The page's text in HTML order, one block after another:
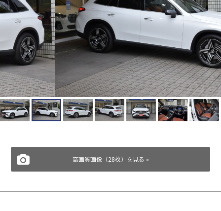
高画質画像（28枚）を見る »